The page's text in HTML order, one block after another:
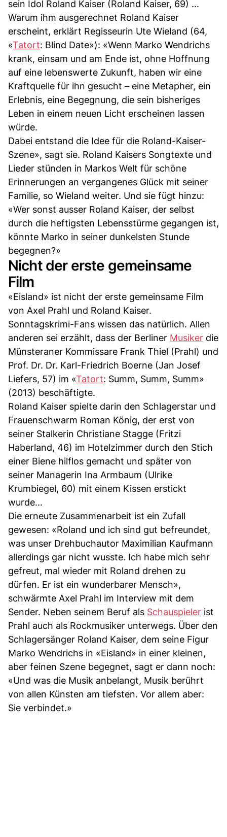
sein Idol Roland Kaiser (Roland Kaiser, 69) ...
Warum ihm ausgerechnet Roland Kaiser
erscheint, erklärt Regisseurin Ute Wieland (64,
«Tatort: Blind Date»): «Wenn Marko Wendrichs
krank, einsam und am Ende ist, ohne Hoffnung
auf eine lebenswerte Zukunft, haben wir eine
Kraftquelle für ihn gesucht – eine Metapher, ein
Erlebnis, eine Begegnung, die sein bisheriges
Leben in einem neuen Licht erscheinen lassen
würde.
Dabei entstand die Idee für die Roland-Kaiser-
Szene», sagt sie. Roland Kaisers Songtexte und
Lieder stünden in Markos Welt für schöne
Erinnerungen an vergangenes Glück mit seiner
Familie, so Wieland weiter. Und sie fügt hinzu:
«Wer sonst ausser Roland Kaiser, der selbst
durch die heftigsten Lebensstürme gegangen ist,
könnte Marko in seiner dunkelsten Stunde
begegnen?»
Nicht der erste gemeinsame
Film
«Eisland» ist nicht der erste gemeinsame Film
von Axel Prahl und Roland Kaiser.
Sonntagskrimi-Fans wissen das natürlich. Allen
anderen sei erzählt, dass der Berliner Musiker die
Münsteraner Kommissare Frank Thiel (Prahl) und
Prof. Dr. Dr. Karl-Friedrich Boerne (Jan Josef
Liefers, 57) im «Tatort: Summ, Summ, Summ»
(2013) beschäftigte.
Roland Kaiser spielte darin den Schlagerstar und
Frauenschwarm Roman König, der erst von
seiner Stalkerin Christiane Stagge (Fritzi
Haberland, 46) im Hotelzimmer durch den Stich
einer Biene hilflos gemacht und später von
seiner Managerin Ina Armbaum (Ulrike
Krumbiegel, 60) mit einem Kissen erstickt
wurde...
Die erneute Zusammenarbeit ist ein Zufall
gewesen: «Roland und ich sind gut befreundet,
was unser Drehbuchautor Maximilian Kaufmann
allerdings gar nicht wusste. Ich habe mich sehr
gefreut, mal wieder mit Roland drehen zu
dürfen. Er ist ein wunderbarer Mensch»,
schwärmte Axel Prahl im Interview mit dem
Sender. Neben seinem Beruf als Schauspieler ist
Prahl auch als Rockmusiker unterwegs. Über den
Schlagersänger Roland Kaiser, dem seine Figur
Marko Wendrichs in «Eisland» in einer kleinen,
aber feinen Szene begegnet, sagt er dann noch:
«Und was die Musik anbelangt, Musik berührt
von allen Künsten am tiefsten. Vor allem aber:
Sie verbindet.»